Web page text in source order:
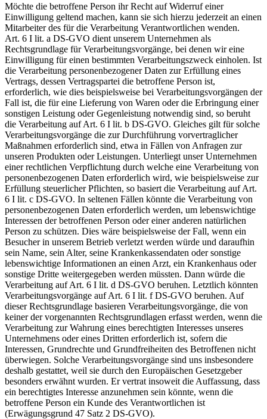
Möchte die betroffene Person ihr Recht auf Widerruf einer
Einwilligung geltend machen, kann sie sich hierzu jederzeit an einen
Mitarbeiter des für die Verarbeitung Verantwortlichen wenden.
Art. 6 I lit. a DS-GVO dient unserem Unternehmen als
Rechtsgrundlage für Verarbeitungsvorgänge, bei denen wir eine
Einwilligung für einen bestimmten Verarbeitungszweck einholen. Ist
die Verarbeitung personenbezogener Daten zur Erfüllung eines
Vertrags, dessen Vertragspartei die betroffene Person ist,
erforderlich, wie dies beispielsweise bei Verarbeitungsvorgängen der
Fall ist, die für eine Lieferung von Waren oder die Erbringung einer
sonstigen Leistung oder Gegenleistung notwendig sind, so beruht
die Verarbeitung auf Art. 6 I lit. b DS-GVO. Gleiches gilt für solche
Verarbeitungsvorgänge die zur Durchführung vorvertraglicher
Maßnahmen erforderlich sind, etwa in Fällen von Anfragen zur
unseren Produkten oder Leistungen. Unterliegt unser Unternehmen
einer rechtlichen Verpflichtung durch welche eine Verarbeitung von
personenbezogenen Daten erforderlich wird, wie beispielsweise zur
Erfüllung steuerlicher Pflichten, so basiert die Verarbeitung auf Art.
6 I lit. c DS-GVO. In seltenen Fällen könnte die Verarbeitung von
personenbezogenen Daten erforderlich werden, um lebenswichtige
Interessen der betroffenen Person oder einer anderen natürlichen
Person zu schützen. Dies wäre beispielsweise der Fall, wenn ein
Besucher in unserem Betrieb verletzt werden würde und daraufhin
sein Name, sein Alter, seine Krankenkassendaten oder sonstige
lebenswichtige Informationen an einen Arzt, ein Krankenhaus oder
sonstige Dritte weitergegeben werden müssten. Dann würde die
Verarbeitung auf Art. 6 I lit. d DS-GVO beruhen. Letztlich könnten
Verarbeitungsvorgänge auf Art. 6 I lit. f DS-GVO beruhen. Auf
dieser Rechtsgrundlage basieren Verarbeitungsvorgänge, die von
keiner der vorgenannten Rechtsgrundlagen erfasst werden, wenn die
Verarbeitung zur Wahrung eines berechtigten Interesses unseres
Unternehmens oder eines Dritten erforderlich ist, sofern die
Interessen, Grundrechte und Grundfreiheiten des Betroffenen nicht
überwiegen. Solche Verarbeitungsvorgänge sind uns insbesondere
deshalb gestattet, weil sie durch den Europäischen Gesetzgeber
besonders erwähnt wurden. Er vertrat insoweit die Auffassung, dass
ein berechtigtes Interesse anzunehmen sein könnte, wenn die
betroffene Person ein Kunde des Verantwortlichen ist
(Erwägungsgrund 47 Satz 2 DS-GVO).